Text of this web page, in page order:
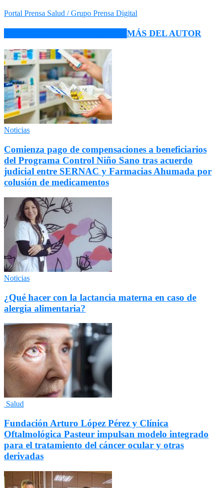
Portal Prensa Salud / Grupo Prensa Digital
MÁS DEL AUTOR
Noticias
Comienza pago de compensaciones a beneficiarios
del Programa Control Niño Sano tras acuerdo
judicial entre SERNAC y Farmacias Ahumada por
colusión de medicamentos
Noticias
¿Qué hacer con la lactancia materna en caso de
alergia alimentaria?
Salud
Fundación Arturo López Pérez y Clínica
Oftalmológica Pasteur impulsan modelo integrado
para el tratamiento del cáncer ocular y otras
derivadas